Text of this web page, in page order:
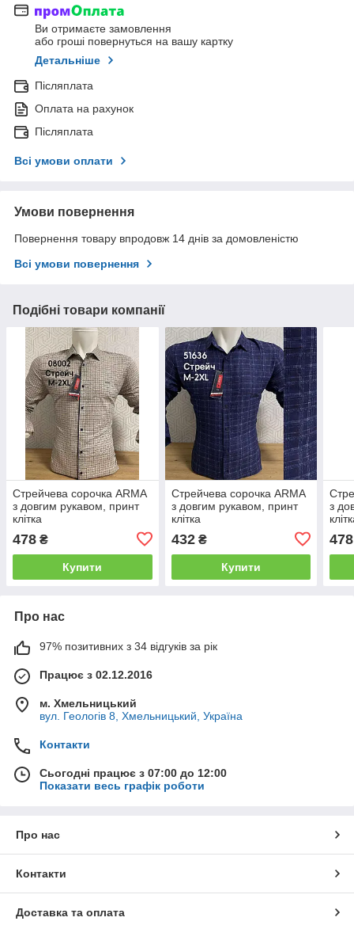
Ви отримаєте замовлення
або гроші повернуться на вашу картку
Детальніше
Післяплата
Оплата на рахунок
Післяплата
Всі умови оплати
Умови повернення
Повернення товару впродовж 14 днів за домовленістю
Всі умови повернення
Подібні товари компанії
Стрейчева сорочка ARMA
з довгим рукавом, принт
клітка
478 ₴
Купити
Стрейчева сорочка ARMA
з довгим рукавом, принт
клітка
432₴
Купити
з
478
Про нас
97% позитивних з 34 відгуків за рік
Працює з 02.12.2016
м. Хмельницький
вул. Геологів 8, Хмельницький, Україна
Контакти
Сьогодні працює з 07:00 до 12:00
Показати весь графік роботи
Про нас
Контакти
Доставка та оплата